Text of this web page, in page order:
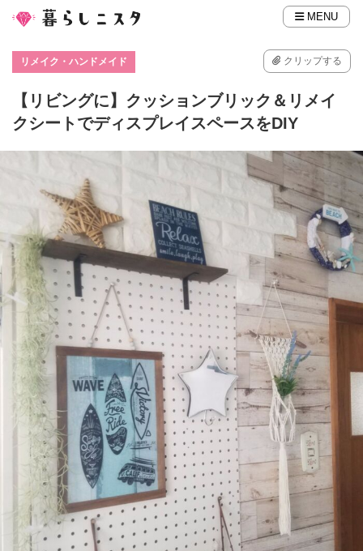
MENU
リメイク・ハンドメイド クリップする
【リビングに】クッションブリック＆リメイ
クシートでディスプレイスペースをDIY